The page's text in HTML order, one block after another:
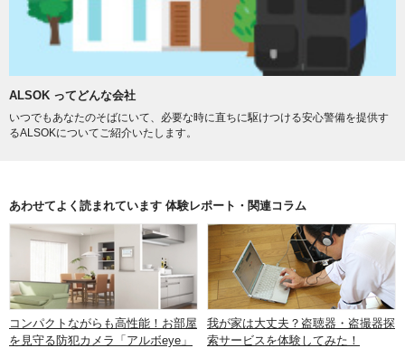
ALSOK ってどんな会社
いつでもあなたのそばにいて、必要な時に直ちに駆けつける安心警備を提供す
るALSOKについてご紹介いたします。
あわせてよく読まれています 体験レポート・関連コラム
コンパクトながらも高性能！お部屋
を見守る防犯カメラ「アルボeye」
我が家は大丈夫？盗聴器・盗撮器探
索サービスを体験してみた！